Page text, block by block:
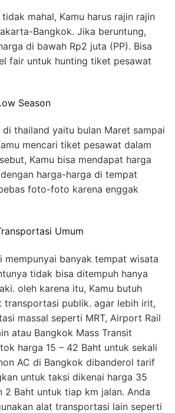
mahal, Kamu harus rajin rajin
Bangkok. Jika beruntung,
di bawah Rp2 juta (PP). Bisa
fair untuk hunting tiket pesawat
Season
thailand yaitu bulan Maret sampai
mencari tiket pesawat dalam
Kamu bisa mendapat harga
harga-harga di tempat
foto-foto karena enggak
Umum
mempunyai banyak tempat wisata
tidak bisa ditempuh hanya
oleh karena itu, Kamu butuh
transportasi publik. agar lebih irit,
massal seperti MRT, Airport Rail
atau Bangkok Mass Transit
harga 15 – 42 Baht untuk sekali
AC di Bangkok dibanderol tarif
untuk taksi dikenai harga 35
2 Baht untuk tiap km jalan. Anda
alat transportasi lain seperti